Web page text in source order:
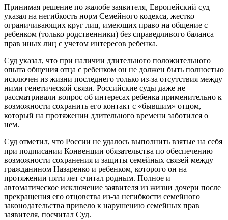
Принимая решение по жалобе заявителя, Европейский суд
указал на негибкость норм Семейного кодекса, жестко
ограничивающих круг лиц, имеющих право на общение с
ребенком (только родственники) без справедливого баланса
прав иных лиц с учетом интересов ребенка.
Суд указал, что при наличии длительного положительного
опыта общения отца с ребенком он не должен быть полностью
исключен из жизни последнего только из-за отсутствия между
ними генетической связи. Российские суды даже не
рассматривали вопрос об интересах ребенка применительно к
возможности сохранить его контакт с «бывшим» отцом,
который на протяжении длительного времени заботился о
нем.
Суд отметил, что России не удалось выполнить взятые на себя
при подписании Конвенции обязательства по обеспечению
возможности сохранения и защиты семейных связей между
гражданином Назаренко и ребенком, которого он на
протяжении пяти лет считал родным. Полное и
автоматическое исключение заявителя из жизни дочери после
прекращения его отцовства из-за негибкости семейного
законодательства привело к нарушению семейных прав
заявителя, посчитал Суд.